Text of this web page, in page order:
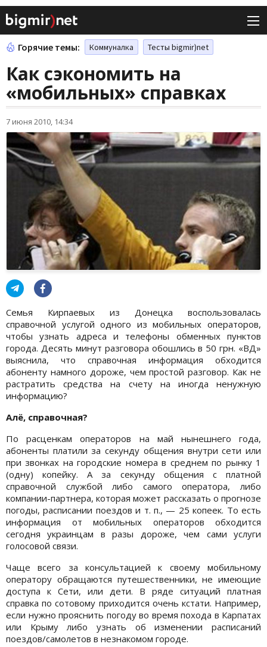
Горячие темы: Коммуналка Тесты bigmir)net
Как сэкономить на
«мобильных» справках
7 июня 2010, 14:34
Семья Кирпаевых из Донецка воспользовалась
справочной услугой одного из мобильных операторов,
чтобы узнать адреса и телефоны обменных пунктов
города. Десять минут разговора обошлись в 50 грн. «ВД»
выяснила, что справочная информация обходится
абоненту намного дороже, чем простой разговор. Как не
растратить средства на счету на иногда ненужную
информацию?
Алё, справочная?
По расценкам операторов на май нынешнего года,
абоненты платили за секунду общения внутри сети или
при звонках на городские номера в среднем по рынку 1
(одну) копейку. А за секунду общения с платной
справочной службой либо самого оператора, либо
компании-партнера, которая может рассказать о прогнозе
погоды, расписании поездов и т. п., — 25 копеек. То есть
информация от мобильных операторов обходится
сегодня украинцам в разы дороже, чем сами услуги
голосовой связи.
Чаще всего за консультацией к своему мобильному
оператору обращаются путешественники, не имеющие
доступа к Сети, или дети. В ряде ситуаций платная
справка по сотовому приходится очень кстати. Например,
если нужно прояснить погоду во время похода в Карпатах
или Крыму либо узнать об изменении расписаний
поездов/самолетов в незнакомом городе.